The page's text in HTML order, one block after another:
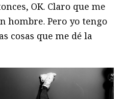
OK. Claro que me
hombre. Pero yo tengo
cosas que me dé la